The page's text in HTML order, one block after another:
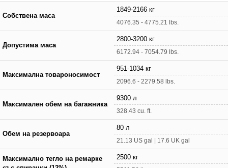
Собствена маса
1849-2166 кг
4076.35 - 4775.21 lbs.
Допустима маса
2800-3200 кг
6172.94 - 7054.79 lbs.
Максимална товароносимост
951-1034 кг
2096.6 - 2279.58 lbs.
Максимален обем на багажника
9300 л
328.43 cu. ft.
Обем на резервоара
80 л
21.13 US gal | 17.6 UK gal
Максимално тегло на ремарке
2500 кг